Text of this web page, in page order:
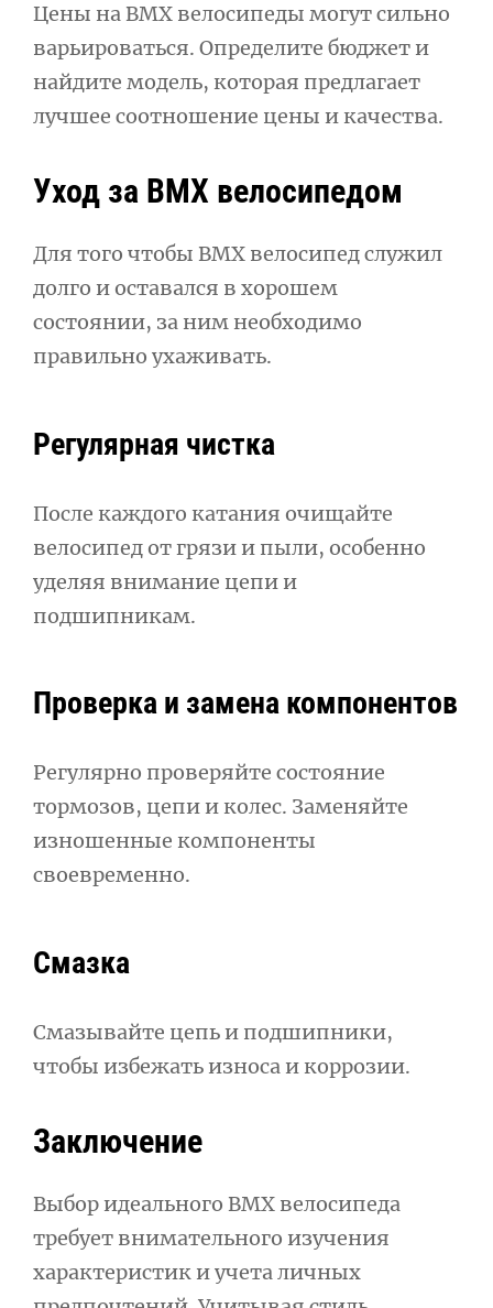
Цены на BMX велосипеды могут сильно
варьироваться. Определите бюджет и
найдите модель, которая предлагает
лучшее соотношение цены и качества.
Уход за BMX велосипедом
Для того чтобы BMX велосипед служил
долго и оставался в хорошем
состоянии, за ним необходимо
правильно ухаживать.
Регулярная чистка
После каждого катания очищайте
велосипед от грязи и пыли, особенно
уделяя внимание цепи и
подшипникам.
Проверка и замена компонентов
Регулярно проверяйте состояние
тормозов, цепи и колес. Заменяйте
изношенные компоненты
своевременно.
Смазка
Смазывайте цепь и подшипники,
чтобы избежать износа и коррозии.
Заключение
Выбор идеального BMX велосипеда
требует внимательного изучения
характеристик и учета личных